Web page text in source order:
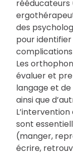
rééducateurs
des
pour
Les
évaluer et
langage et
ainsi que
sont
(manger,
écrire,